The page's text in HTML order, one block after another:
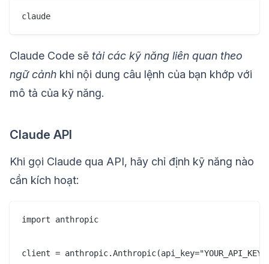
Claude Code sẽ tải các kỹ năng liên quan theo
ngữ cảnh khi nội dung câu lệnh của bạn khớp với
mô tả của kỹ năng.
Claude API
Khi gọi Claude qua API, hãy chỉ định kỹ năng nào
cần kích hoạt:
import anthropic
client =